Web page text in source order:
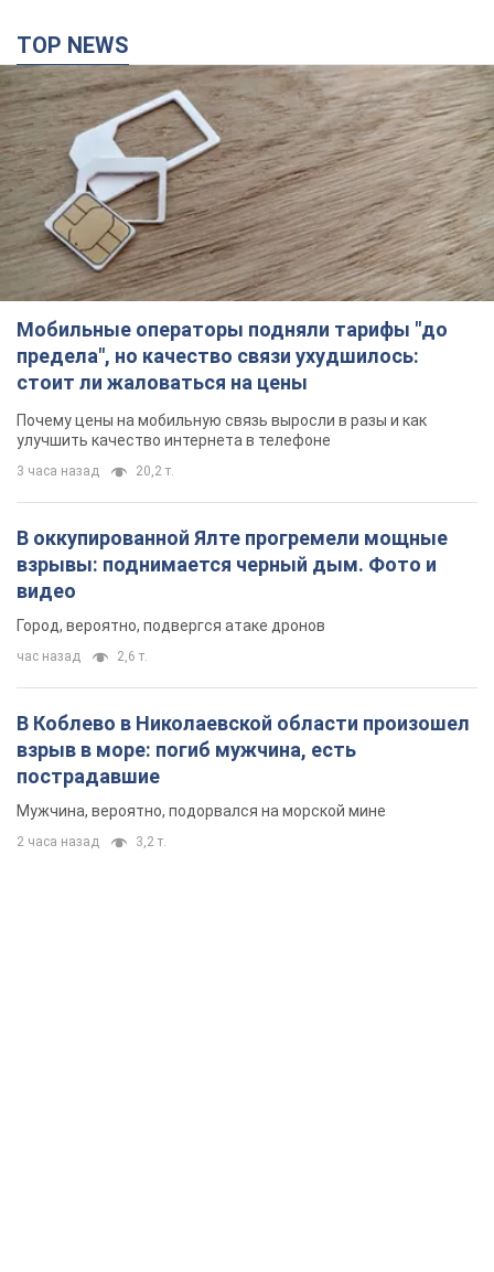
TOP NEWS
Мобильные операторы подняли тарифы "до
предела", но качество связи ухудшилось:
стоит ли жаловаться на цены
Почему цены на мобильную связь выросли в разы и как
улучшить качество интернета в телефоне
3 часа назад 20,2 т.
В оккупированной Ялте прогремели мощные
взрывы: поднимается черный дым. Фото и
видео
Город, вероятно, подвергся атаке дронов
час назад 2,6 т.
В Коблево в Николаевской области произошел
взрыв в море: погиб мужчина, есть
пострадавшие
Мужчина, вероятно, подорвался на морской мине
2 часа назад 3,2 т.